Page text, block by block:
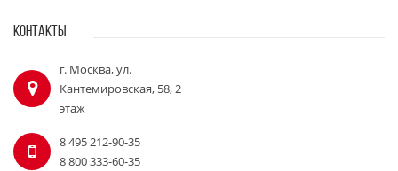
КОНТАКТЫ
г. Москва, ул.
Кантемировская, 58, 2
этаж
8 495 212-90-35
8 800 333-60-35